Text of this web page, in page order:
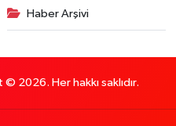
Haber Arşivi
2026. Her hakkı saklıdır.